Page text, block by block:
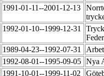
1991-01-11--2001-12-13
1992-01-10--1999-12-31
1989-04-23--1992-07-31
1992-08-01--1995-09-05 Nya
1991-10-01--1999-11-02